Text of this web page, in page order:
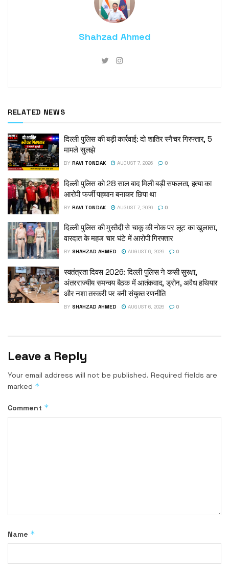
Shahzad Ahmed
RELATED NEWS
दिल्ली पुलिस की बड़ी कार्रवाई: दो शातिर स्नैचर गिरफ्तार, 5
मामले सुलझे
BY RAVI TONDAK AUGUST 7, 2026 0
दिल्ली पुलिस को 28 साल बाद मिली बड़ी सफलता, हत्या का
आरोपी फर्जी पहचान बनाकर छिपा था
BY RAVI TONDAK AUGUST 7, 2026 0
दिल्ली पुलिस की मुस्तैदी से चाकू की नोक पर लूट का खुलासा,
वारदात के महज चार घंटे में आरोपी गिरफ्तार
BY SHAHZAD AHMED AUGUST 6, 2026 0
स्वतंत्रता दिवस 2026: दिल्ली पुलिस ने कसी सुरक्षा,
अंतरराज्यीय समन्वय बैठक में आतंकवाद, ड्रोन, अवैध हथियार
और नशा तस्करी पर बनी संयुक्त रणनीति
BY SHAHZAD AHMED AUGUST 6, 2026 0
Leave a Reply
Your email address will not be published. Required fields are
marked *
Comment *
Name *